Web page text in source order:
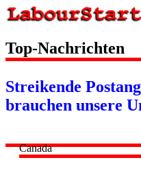
Top-Nachrichten
Streikende
brauchen unsere
Canada